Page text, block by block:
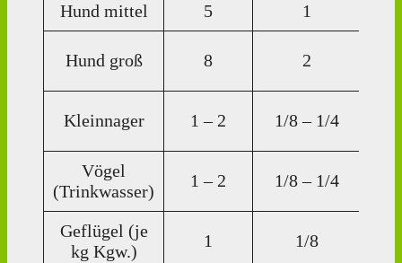
Hund mittel
5 1
Hund groß 8 2
Kleinnager 1 – 2 1/8 – 1/4
Vögel
(Trinkwasser)
1 – 2 1/8 – 1/4
Geflügel (je
kg Kgw.)
1 1/8